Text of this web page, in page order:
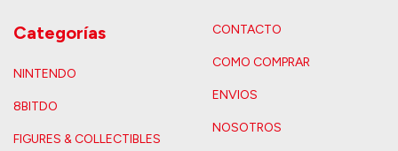
Categorías
NINTENDO
8BITDO
FIGURES & COLLECTIBLES
CONTACTO
COMO COMPRAR
ENVIOS
NOSOTROS